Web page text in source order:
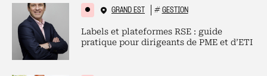
GRAND EST # GESTION
Labels et plateformes RSE : guide
pratique pour dirigeants de PME et d’ETI